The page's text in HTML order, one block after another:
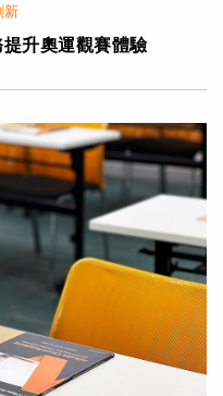
新
升奧運觀賽體驗